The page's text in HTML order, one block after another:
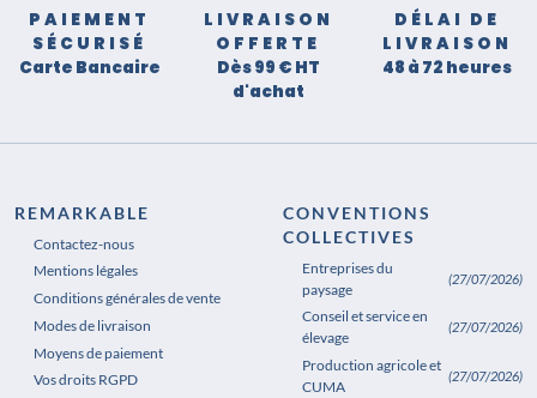
PAIEMENT
SÉCURISÉ
Carte Bancaire
LIVRAISON
OFFERTE
Dès 99 € HT
d'achat
DÉLAI DE
LIVRAISON
48 à 72 heures
REMARKABLE
Contactez-nous
Mentions légales
Conditions générales de vente
Modes de livraison
Moyens de paiement
Vos droits RGPD
CONVENTIONS
COLLECTIVES
Entreprises du
paysage
(27/07/2026)
Conseil et service en
élevage
(27/07/2026)
Production agricole et
CUMA
(27/07/2026)